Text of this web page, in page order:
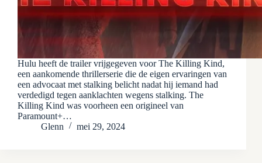
Hulu heeft de trailer vrijgegeven voor The Killing Kind,
een aankomende thrillerserie die de eigen ervaringen van
een advocaat met stalking belicht nadat hij iemand had
verdedigd tegen aanklachten wegens stalking. The
Killing Kind was voorheen een origineel van
Paramount+…
Glenn
mei 29, 2024